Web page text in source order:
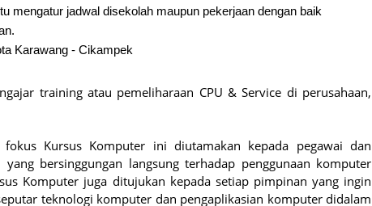
mengatur jadwal disekolah maupun pekerjaan dengan baik
Karawang - Cikampek
training atau pemeliharaan CPU & Service di perusahaan,
Kursus Komputer ini diutamakan kepada pegawai dan
bersinggungan langsung terhadap penggunaan komputer
Komputer juga ditujukan kepada setiap pimpinan yang ingin
teknologi komputer dan pengaplikasian komputer didalam